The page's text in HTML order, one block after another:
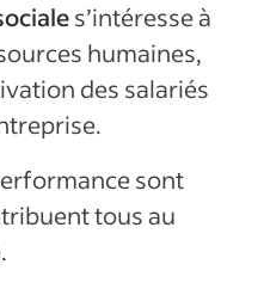
s’intéresse à
humaines,
des salariés
sont
tous au